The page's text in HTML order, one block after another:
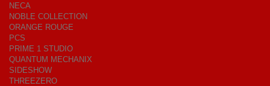
NECA
NOBLE COLLECTION
ORANGE ROUGE
PCS
PRIME 1 STUDIO
QUANTUM MECHANIX
SIDESHOW
THREEZERO